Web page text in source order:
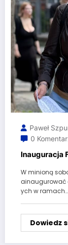
Paweł
0
Inauguracja
W minioną
ainaugurować
ych w ramach…
Dowiedz